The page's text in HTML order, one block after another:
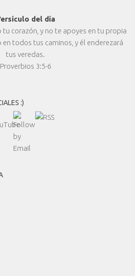
del día
corazón, y no te apoyes en tu propia
todos tus caminos, y él enderezará
tus veredas.
Proverbios 3:5-6
:)